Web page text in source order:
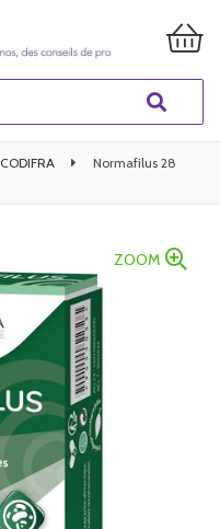
CODIFRA
Normafilus 28
ZOOM